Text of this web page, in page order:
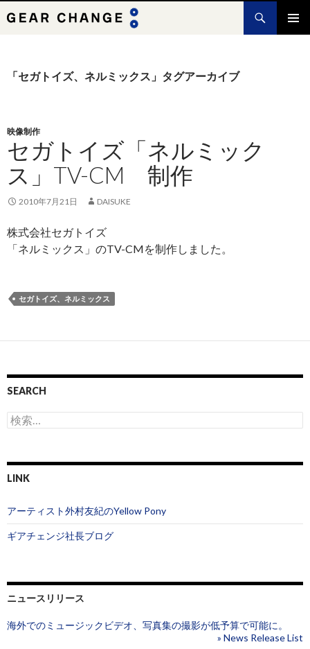
検
索
ン
キ
ッ
プ
「セガトイズ、ネルミックス」タグアーカイブ
映像制作
セガトイズ「ネルミック
ス」TV-CM 制作
2010年7月21日 DAISUKE
株式会社セガトイズ
「ネルミックス」のTV-CMを制作しました。
セガトイズ、ネルミックス
SEARCH
検
索
LINK
アーティスト外村友紀のYellow Pony
ギアチェンジ社長ブログ
ニュースリリース
海外でのミュージックビデオ、写真集の撮影が低予算で可能に。
» News Release List